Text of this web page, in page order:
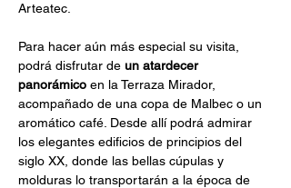
Arteatec.
Para hacer aún más especial su visita,
podrá disfrutar de un atardecer
panorámico en la Terraza Mirador,
acompañado de una copa de Malbec o un
aromático café. Desde allí podrá admirar
los elegantes edificios de principios del
siglo XX, donde las bellas cúpulas y
molduras lo transportarán a la época de